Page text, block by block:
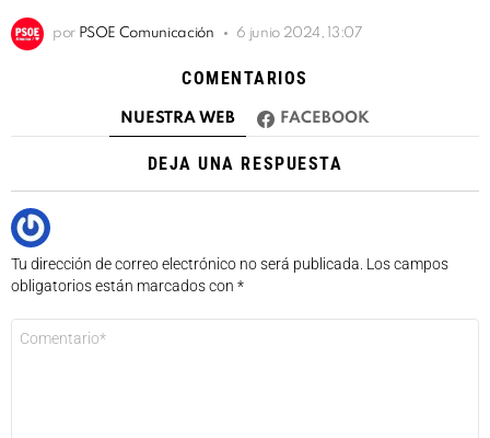
por PSOE Comunicación 6 junio 2024, 13:07
COMENTARIOS
NUESTRA WEB FACEBOOK
DEJA UNA RESPUESTA
Tu dirección de correo electrónico no será publicada. Los campos
obligatorios están marcados con *